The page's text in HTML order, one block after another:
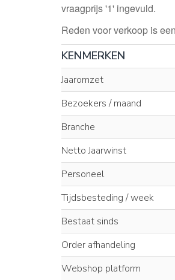
vraagprijs '1' ingevuld.
Reden voor verkoop is
KENMERKEN
Jaaromzet
Bezoekers / maand
Branche
Netto Jaarwinst
Personeel
Tijdsbesteding / week
Bestaat sinds
Order afhandeling
Webshop platform